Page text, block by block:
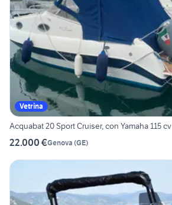
Vetrina
Acquabat 20 Sport Cruiser, con Yamaha 115 cv
22.000 €Genova (GE)